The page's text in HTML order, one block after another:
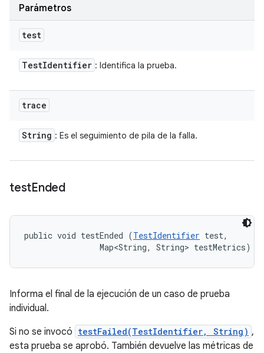
Parámetros
test
TestIdentifier : Identifica la prueba.
trace
String : Es el seguimiento de pila de la falla.
testEnded
public void testEnded (TestIdentifier test,
                Map<String, String> testMetrics)
Informa el final de la ejecución de un caso de prueba
individual.
Si no se invocó testFailed(TestIdentifier, String) ,
esta prueba se aprobó. También devuelve las métricas de